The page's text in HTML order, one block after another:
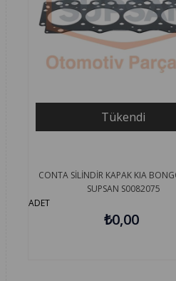
Tükendi
CONTA SİLİNDİR KAPAK KIA
SUPSAN S0082075
ADET
₺0,00